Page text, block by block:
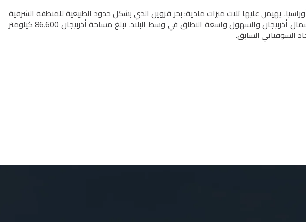
يهيمن عليها ثلاث ميزات مادية: بحر قزوين الذي يشكل حدود الطبيعية للمنطقة الشرقية
من البلاد وجبال القوقاز الكبرى في شمال أذربيجان والسهول واسعة النطاق في وسط البلاد. تبلغ مساحة أذربيجان 86,600 كيلومتر